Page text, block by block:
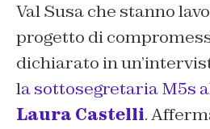
Val Susa che stanno
progetto di
dichiarato in
la sottosegretaria M5s
Laura Castelli.